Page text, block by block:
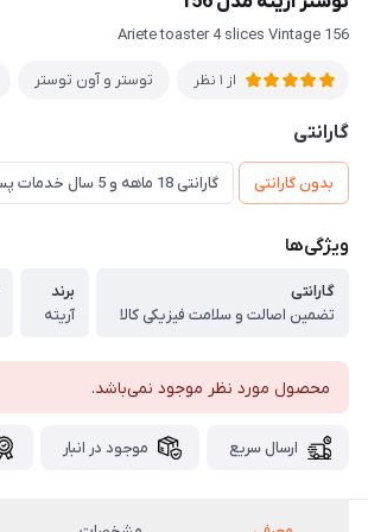
Ariete toaster 4 slices Vintage 156
از 1 نظر توستر و آون توستر
گارانتی
بدون گارانتی گارانتی 18 ماهه و 5 سال خدمات پس از فروش و ضمانت تعویض
ویژگی‌ها
گارانتی
تضمین اصالت و سلامت فیزیکی کالا
برند
آریته
محصول مورد نظر موجود نمی‌باشد.
ارسال سریع موجود در انبار